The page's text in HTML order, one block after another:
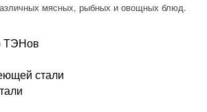
мясных, рыбных и овощных блюд.
ТЭНов
стали